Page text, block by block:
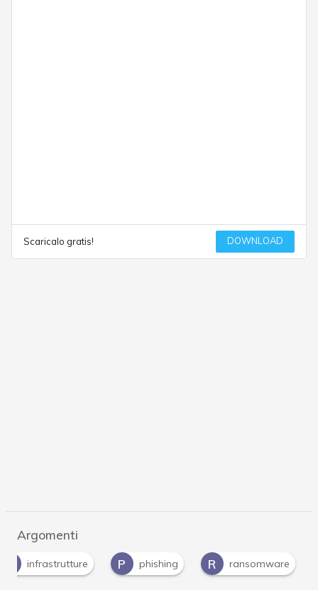
Scaricalo gratis! DOWNLOAD
Argomenti
infrastrutture P phishing R ransomware